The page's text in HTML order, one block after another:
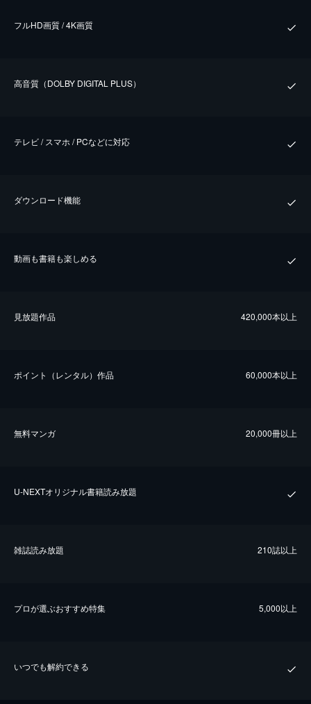
フルHD画質 / 4K画質
⾼⾳質（DOLBY DIGITAL PLUS）
テレビ / スマホ / PCなどに対応
ダウンロード機能
動画も書籍も楽しめる
⾒放題作品 420,000本以上
ポイント（レンタル）作品 60,000本以上
無料マンガ 20,000冊以上
U-NEXTオリジナル書籍読み放題
雑誌読み放題 210誌以上
プロが選ぶおすすめ特集 5,000以上
いつでも解約できる